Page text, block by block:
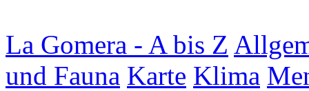
La Gomera - A bis Z
und Fauna Karte Klima